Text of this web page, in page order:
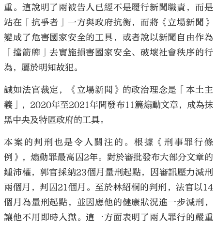
重。這說明了兩被告人已經不是履行新聞職責，而是
站在「抗爭者」一方與政府抗衡，而將《立場新聞》
變成了危害國家安全的工具，或者說以新聞自由作為
「擋箭牌」去實施損害國家安全、破壞社會秩序的行
為，屬於明知故犯。
誠如法官裁定，《立場新聞》的政治理念是「本土主
義」，2020年至2021年間發布11篇煽動文章，成為抹
黑中央及特區政府的工具。
本案的判刑也是令人關注的。根據《刑事罪行條
例》，煽動罪最高囚2年。對於審批發布大部分文章的
鍾沛權，郭官採納23個月量刑起點，因審訊壓力減刑
兩個月，判囚21個月。至於林紹桐的判刑，法官以14
個月為量刑起點，並因應他的健康狀況進一步減刑，
讓他不用即時入獄。這一方面表明了兩人罪行的嚴重